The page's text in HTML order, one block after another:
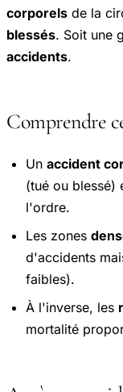
corporels de la
blessés. Soit une
accidents.
Comprendre
Un accident
(tué ou blessé)
l'ordre.
Les zones
d'accidents
faibles).
À l'inverse, les
mortalité